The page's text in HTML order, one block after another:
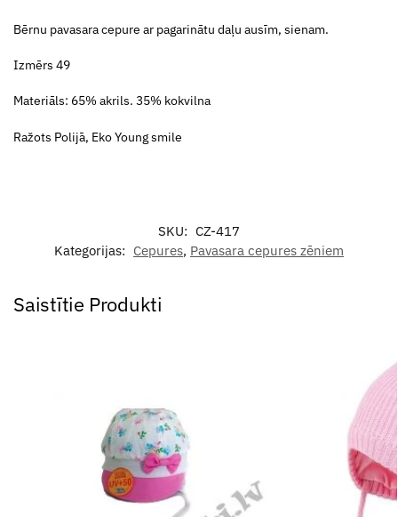
Bērnu pavasara cepure ar pagarinātu daļu ausīm, sienam.
Izmērs 49
Materiāls: 65% akrils. 35% kokvilna
Ražots Polijā, Eko Young smile
SKU: CZ-417
Kategorijas: Cepures, Pavasara cepures zēniem
Saistītie Produkti